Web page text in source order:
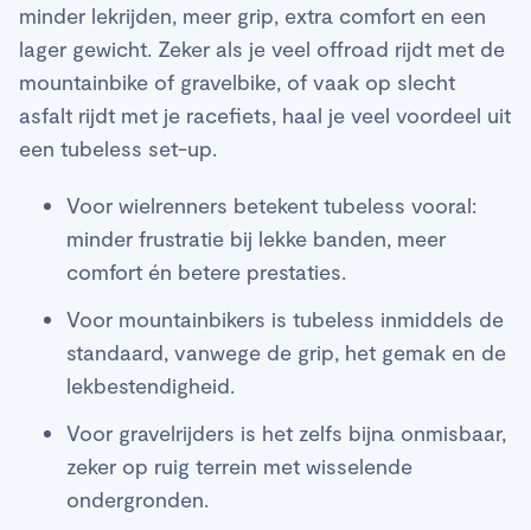
minder lekrijden, meer grip, extra comfort en een
lager gewicht. Zeker als je veel offroad rijdt met de
mountainbike of gravelbike, of vaak op slecht
asfalt rijdt met je racefiets, haal je veel voordeel uit
een tubeless set-up.
Voor wielrenners betekent tubeless vooral:
minder frustratie bij lekke banden, meer
comfort én betere prestaties.
Voor mountainbikers is tubeless inmiddels de
standaard, vanwege de grip, het gemak en de
lekbestendigheid.
Voor gravelrijders is het zelfs bijna onmisbaar,
zeker op ruig terrein met wisselende
ondergronden.